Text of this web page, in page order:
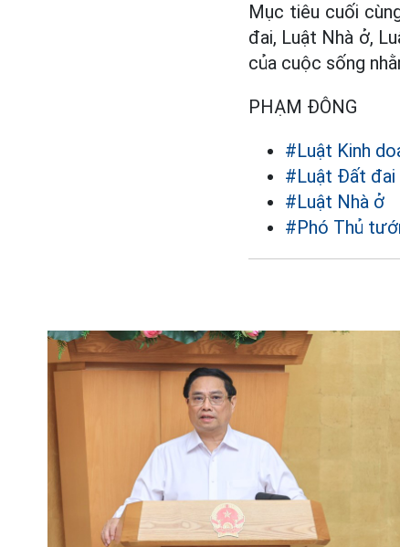
Mục tiêu cuối
đai, Luật Nhà ở,
của cuộc sống
PHẠM ĐÔNG
#Luật Kinh
#Luật Đất đai
#Luật Nhà ở
#Phó Thủ